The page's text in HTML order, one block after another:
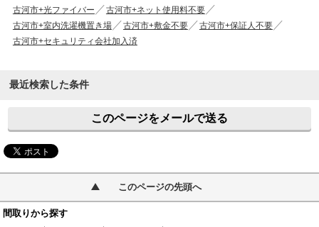
古河市+光ファイバー
古河市+ネット使用料不要
古河市+室内洗濯機置き場
古河市+敷金不要
古河市+保証人不要
古河市+セキュリティ会社加入済
最近検索した条件
このページをメールで送る
このページの先頭へ
間取りから探す